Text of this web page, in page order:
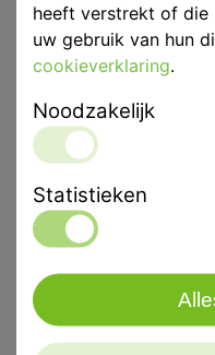
Merk
Productinformatie
Productbeschrijving
Heraeus Kulzer
Heraeus Kulzer
heeft verstrekt of die
uw gebruik van hun
cookieverklaring.
Noodzakelijk
Statistieken